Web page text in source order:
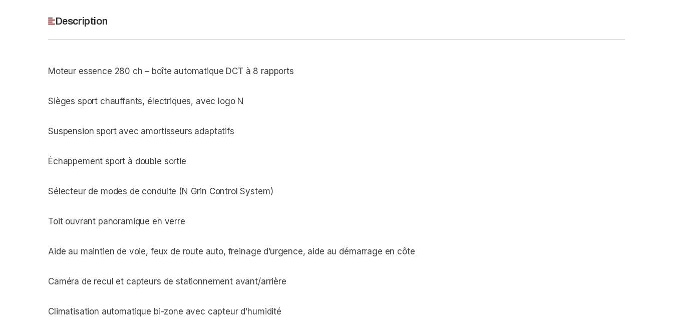
Description
Moteur essence 280 ch – boîte automatique DCT à 8 rapports
Sièges sport chauffants, électriques, avec logo N
Suspension sport avec amortisseurs adaptatifs
Échappement sport à double sortie
Sélecteur de modes de conduite (N Grin Control System)
Toit ouvrant panoramique en verre
Aide au maintien de voie, feux de route auto, freinage d’urgence, aide au démarrage en côte
Caméra de recul et capteurs de stationnement avant/arrière
Climatisation automatique bi-zone avec capteur d’humidité